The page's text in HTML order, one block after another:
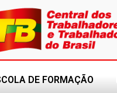
DE FORMAÇÃO